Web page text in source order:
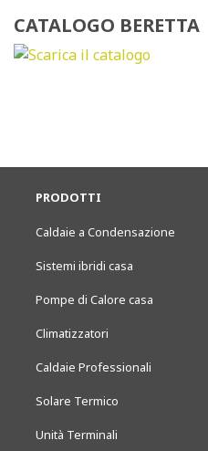
CATALOGO BERETTA
PRODOTTI
Caldaie a Condensazione
Sistemi ibridi casa
Pompe di Calore casa
Climatizzatori
Caldaie Professionali
Solare Termico
Unità Terminali